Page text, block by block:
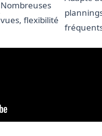
Nombreuses
vues, flexibilité